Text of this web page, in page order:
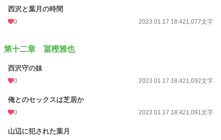
西沢と葉月の時間
0 2023.01.17 18:421,077文字
第十二章 冨樫雅也
西沢守の妹
0 2023.01.17 18:421,092文字
俺とのセックスは芝居か
0 2023.01.17 18:421,091文字
山辺に犯された葉月